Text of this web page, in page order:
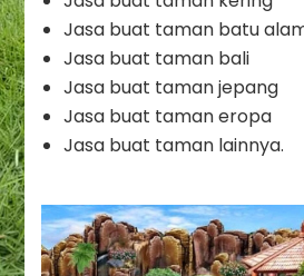
Jasa buat taman batu
Jasa buat taman bali
Jasa buat taman jepang
Jasa buat taman eropa
Jasa buat taman lainnya.